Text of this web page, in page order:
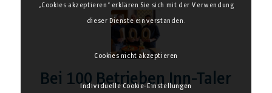
Bei 100 Betrieben Inn-Taler
„Cookies akzeptieren“ erklären Sie sich mit der Verwendung
dieser Dienste einverstanden.
Cookies nicht akzeptieren
Individuelle Cookie-Einstellungen